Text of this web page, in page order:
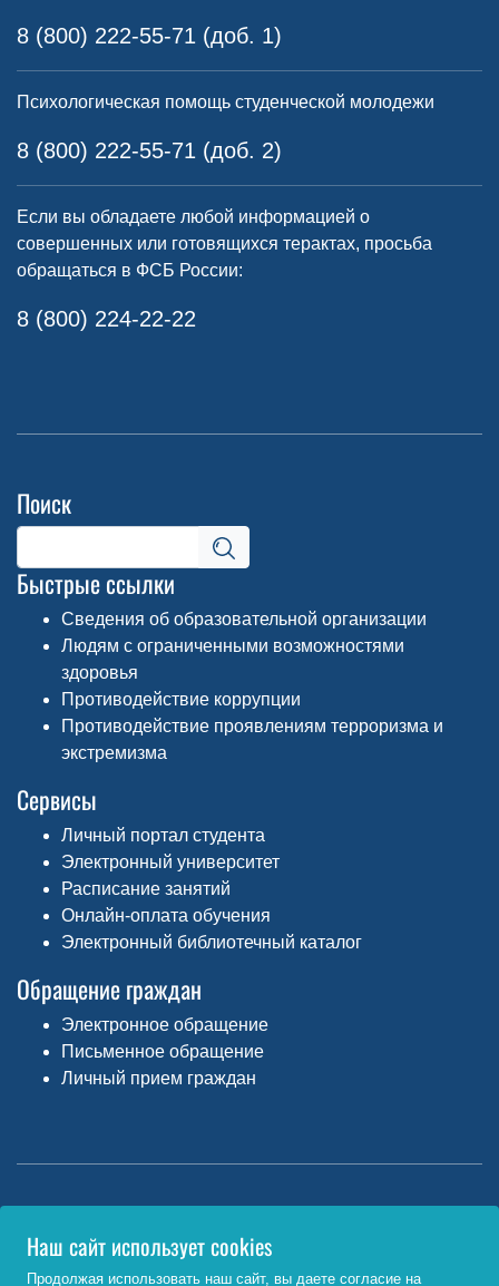
8 (800) 222-55-71 (доб. 1)
Психологическая помощь студенческой молодежи
8 (800) 222-55-71 (доб. 2)
Если вы обладаете любой информацией о
совершенных или готовящихся терактах, просьба
обращаться в ФСБ России:
8 (800) 224-22-22
Поиск
Быстрые ссылки
Сведения об образовательной организации
Людям с ограниченными возможностями
здоровья
Противодействие коррупции
Противодействие проявлениям терроризма и
экстремизма
Сервисы
Личный портал студента
Электронный университет
Расписание занятий
Онлайн-оплата обучения
Электронный библиотечный каталог
Обращение граждан
Электронное обращение
Письменное обращение
Личный прием граждан
Министерство науки и высшего образования РФ
http://www.minobrnauki.gov.ru/
Наш сайт использует cookies
Продолжая использовать наш сайт, вы даете согласие на